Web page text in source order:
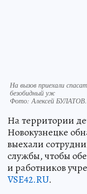
На вызов приехали
безобидный уж
Фото:Алексей БУЛАТОВ.
На территории
Новокузнецке
выехали
службы, чтобы
и работников
VSE42.RU.